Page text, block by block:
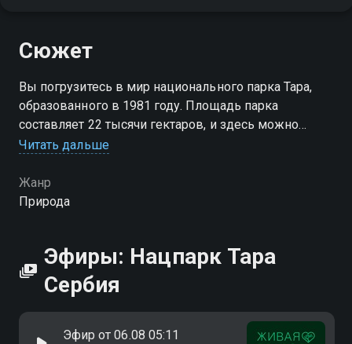
Сюжет
Вы погрузитесь в мир национального парка Тара,
образованного в 1981 году. Площадь парка
составляет 22 тысячи гектаров, и здесь можно
увидеть каньоны, древние пещеры, чистые горные
множество реликтовых растений
Читать дальше
Жанр
Природа
Эфиры: Нацпарк Тара
Сербия
Эфир от 06.08 05:11